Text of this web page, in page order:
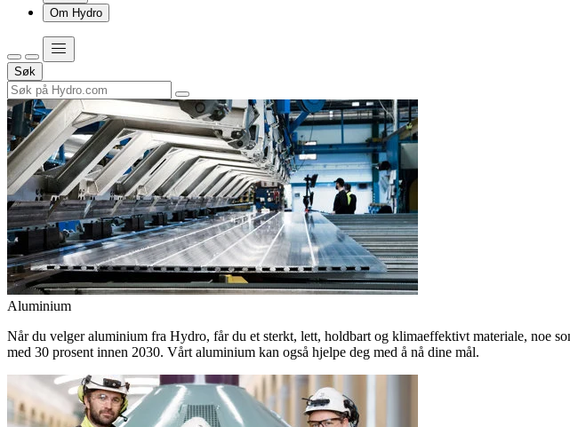
Om Hydro
Søk
Aluminium
Når du velger aluminium fra Hydro, får du et sterkt, lett, holdbart og klimaeffektivt materiale, noe
med 30 prosent innen 2030. Vårt aluminium kan også hjelpe deg med å nå dine mål.